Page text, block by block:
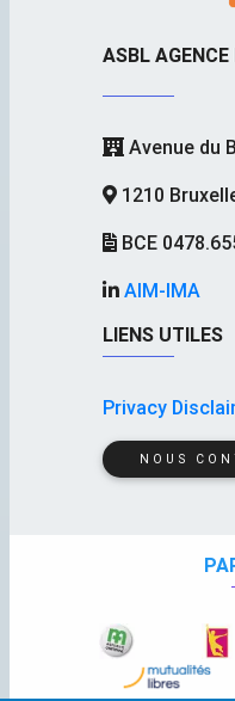
ASBL
Avenue du
1210
BCE
AIM-IMA
LIENS UTILES
Privacy
NOUS